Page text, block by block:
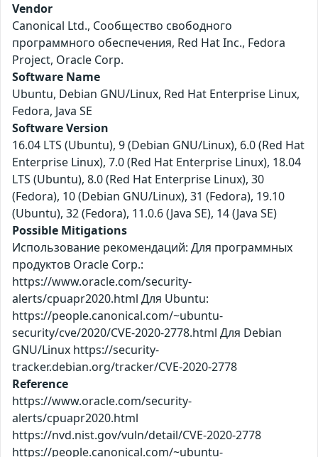
Vendor
Canonical Ltd., Сообщество свободного
программного обеспечения, Red Hat Inc., Fedora
Project, Oracle Corp.
Software Name
Ubuntu, Debian GNU/Linux, Red Hat Enterprise Linux,
Fedora, Java SE
Software Version
16.04 LTS (Ubuntu), 9 (Debian GNU/Linux), 6.0 (Red Hat
Enterprise Linux), 7.0 (Red Hat Enterprise Linux), 18.04
LTS (Ubuntu), 8.0 (Red Hat Enterprise Linux), 30
(Fedora), 10 (Debian GNU/Linux), 31 (Fedora), 19.10
(Ubuntu), 32 (Fedora), 11.0.6 (Java SE), 14 (Java SE)
Possible Mitigations
Использование рекомендаций: Для программных
продуктов Oracle Corp.:
https://www.oracle.com/security-
alerts/cpuapr2020.html Для Ubuntu:
https://people.canonical.com/~ubuntu-
security/cve/2020/CVE-2020-2778.html Для Debian
GNU/Linux https://security-
tracker.debian.org/tracker/CVE-2020-2778
Reference
https://www.oracle.com/security-
alerts/cpuapr2020.html
https://nvd.nist.gov/vuln/detail/CVE-2020-2778
https://people.canonical.com/~ubuntu-